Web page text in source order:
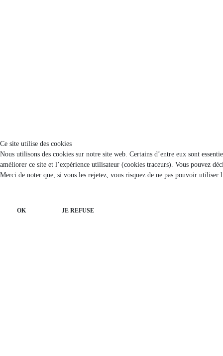
Ce site utilise des cookies
Nous utilisons des cookies sur notre site web. Certains d’entre eux sont
améliorer ce site et l’expérience utilisateur (cookies traceurs). Vous pouvez
Merci de noter que, si vous les rejetez, vous risquez de ne pas pouvoir utiliser
OK JE REFUSE